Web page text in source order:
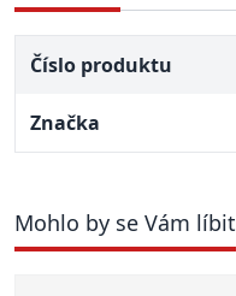
Číslo produktu
Značka
Mohlo by se Vám líbit